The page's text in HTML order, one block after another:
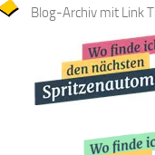
Blog-Archiv mit Link